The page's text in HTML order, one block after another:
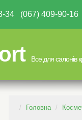
34 (067) 409-90-
Все для салонів
Головна